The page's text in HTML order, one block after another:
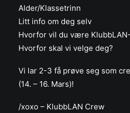
Alder/Klassetrinn
Litt info om deg selv
Hvorfor vil du være
Hvorfor skal vi velge deg?
Vi lar 2-3 få prøve seg som
(14. – 16. Mars)!
/xoxo – KlubbLAN Crew